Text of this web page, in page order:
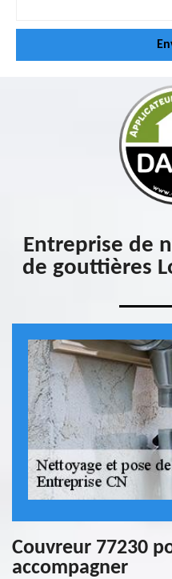
Entreprise de
de gouttières
Couvreur 77230
accompagner